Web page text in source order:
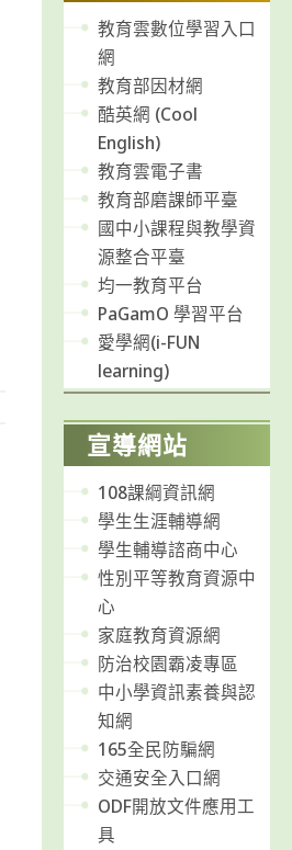
教育雲數位學習入口
網
教育部因材網
酷英網 (Cool
English)
教育雲電子書
教育部磨課師平臺
國中小課程與教學資
源整合平臺
均一教育平台
PaGamO 學習平台
愛學網(i-FUN
learning)
宣導網站
108課綱資訊網
學生生涯輔導網
學生輔導諮商中心
性別平等教育資源中
心
家庭教育資源網
防治校園霸凌專區
中小學資訊素養與認
知網
165全民防騙網
交通安全入口網
ODF開放文件應用工
具